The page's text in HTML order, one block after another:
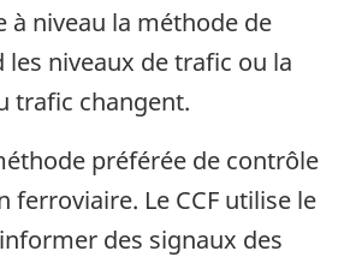
à niveau la méthode de
niveaux de trafic ou la
trafic changent.
préférée de contrôle
ferroviaire. Le CCF utilise le
des signaux des